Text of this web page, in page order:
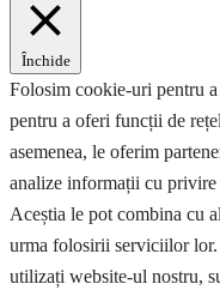
Închide
Folosim cookie-uri pentru
pentru a oferi funcții de
asemenea, le oferim
analize informații cu
Aceștia le pot combina cu
urma folosirii serviciilor lor.
utilizați website-ul nostru,